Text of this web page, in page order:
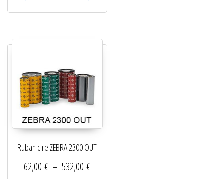
Ruban cire ZEBRA 2300 OUT
62,00€ – 532,00€Plage de prix : 62,00 € à 532,00 €